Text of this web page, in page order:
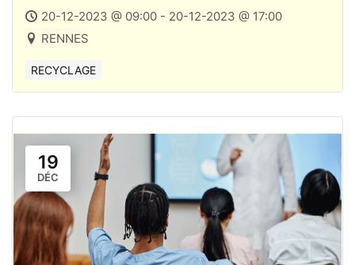
20-12-2023 @ 09:00 - 20-12-2023 @ 17:00
RENNES
RECYCLAGE
19
DÉC